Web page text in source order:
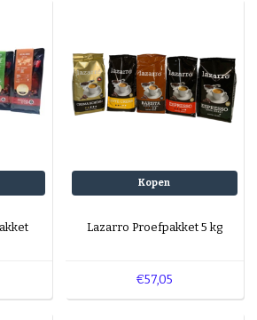
Kopen
Lazarro Proefpakket 5 kg
€57,05